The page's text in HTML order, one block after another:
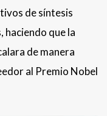
de síntesis
haciendo que la
de manera
al Premio Nobel